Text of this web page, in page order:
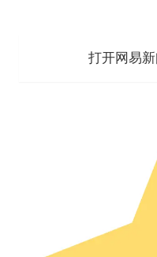
打开网易